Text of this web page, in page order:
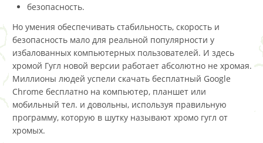
безопасность.
Но умения обеспечивать стабильность, скорость и
безопасность мало для реальной популярности у
избалованных компьютерных пользователей. И здесь
хромой Гугл новой версии работает абсолютно не хромая.
Миллионы людей успели скачать бесплатный Google
Chrome бесплатно на компьютер, планшет или
мобильный тел. и довольны, используя правильную
программу, которую в шутку называют хромо гугл от
хромых.